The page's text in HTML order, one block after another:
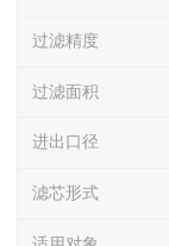
过滤精度
过滤面积
进出口径
滤芯形式